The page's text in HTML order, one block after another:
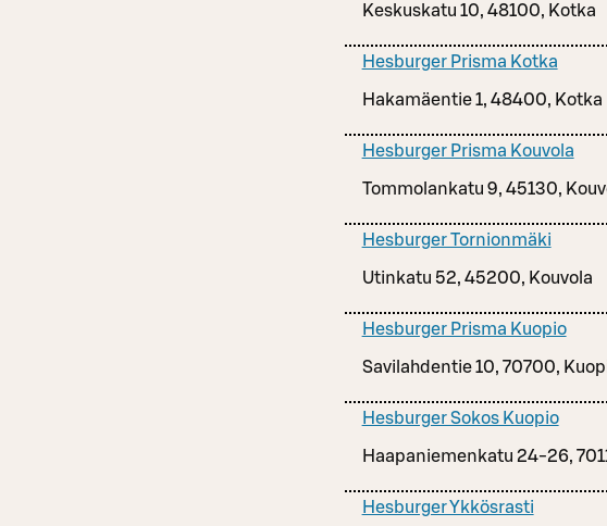
Keskuskatu 10, 48100, Kotka
Hesburger Prisma Kotka
Hakamäentie 1, 48400, Kotka
Hesburger Prisma Kouvola
Tommolankatu 9, 45130,
Hesburger Tornionmäki
Utinkatu 52, 45200, Kouvola
Hesburger Prisma Kuopio
Savilahdentie 10, 70700,
Hesburger Sokos Kuopio
Haapaniemenkatu 24-26,
Hesburger Ykkösrasti